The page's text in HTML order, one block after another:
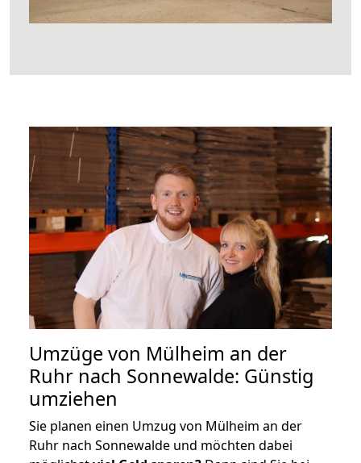
Umzüge von Mülheim an der
Ruhr nach Sonnewalde: Günstig
umziehen
Sie planen einen Umzug von Mülheim an der
Ruhr nach Sonnewalde und möchten dabei